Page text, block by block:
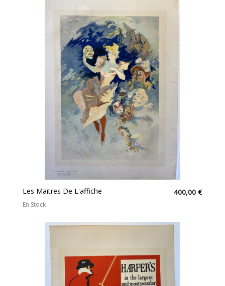
Les Maitres De L'affiche 400,00 €
En Stock